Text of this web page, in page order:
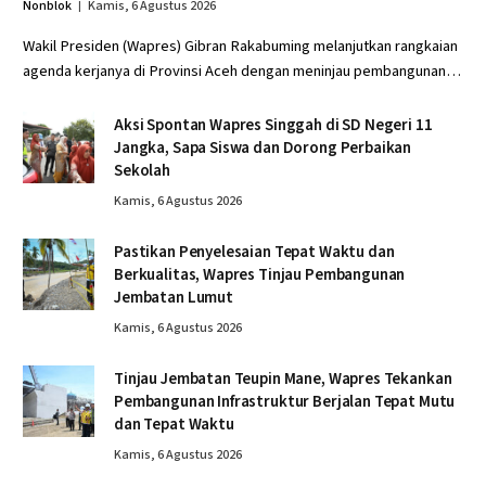
Nonblok Kamis, 6 Agustus 2026
Wakil Presiden (Wapres) Gibran Rakabuming melanjutkan rangkaian
agenda kerjanya di Provinsi Aceh dengan meninjau pembangunan…
Aksi Spontan Wapres Singgah di SD Negeri 11
Jangka, Sapa Siswa dan Dorong Perbaikan
Sekolah
Kamis, 6 Agustus 2026
Pastikan Penyelesaian Tepat Waktu dan
Berkualitas, Wapres Tinjau Pembangunan
Jembatan Lumut
Kamis, 6 Agustus 2026
Tinjau Jembatan Teupin Mane, Wapres Tekankan
Pembangunan Infrastruktur Berjalan Tepat Mutu
dan Tepat Waktu
Kamis, 6 Agustus 2026